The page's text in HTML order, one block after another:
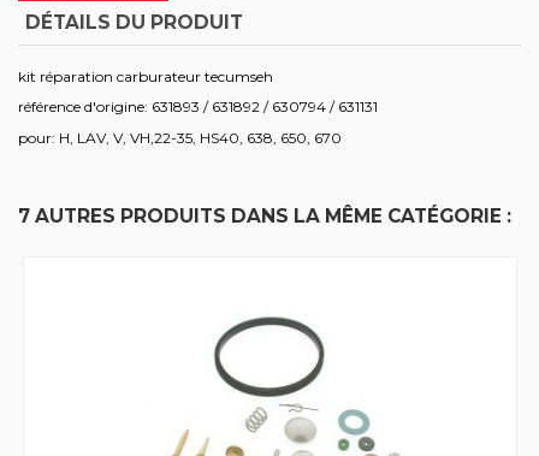
DÉTAILS DU PRODUIT
kit réparation carburateur tecumseh
référence d'origine: 631893 / 631892 / 630794 / 631131
pour: H, LAV, V, VH,22-35, HS40, 638, 650, 670
7 AUTRES PRODUITS DANS LA MÊME CATÉGORIE :